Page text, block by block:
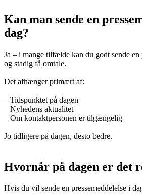
Kan man sende en
dag?
Ja – i mange tilfælde kan du godt sende en
og stadig få omtale.
Det afhænger primært af:
– Tidspunktet på dagen
– Nyhedens aktualitet
– Om kontaktpersonen er tilgængelig
Jo tidligere på dagen, desto bedre.
Hvornår på dagen er det
Hvis du vil sende en pressemeddelelse i